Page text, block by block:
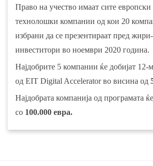
Право на учество имаат сите европски
технолошки компании од кои 20
избрани да се презентираат пред
инвеститори во ноември 2020 година.
Најдобрите 5 компании ќе добијат 12-
од EIT Digital Accelerator во висина од
Најдобрата компанија од програмата
со 100.000 евра.